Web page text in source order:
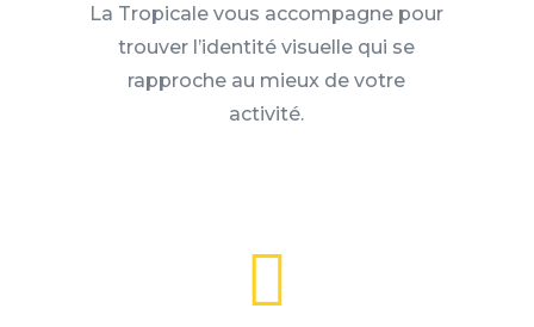
La Tropicale vous accompagne pour
trouver l’identité visuelle qui se
rapproche au mieux de votre
activité.
